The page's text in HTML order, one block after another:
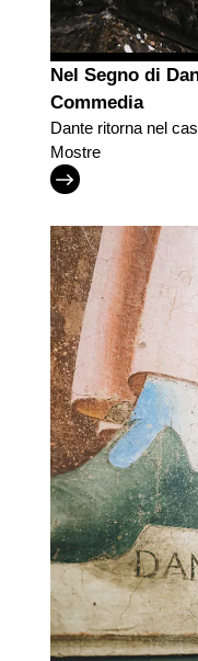
Nel Segno di
Commedia
Dante ritorna nel
Commedia fu
Mostre